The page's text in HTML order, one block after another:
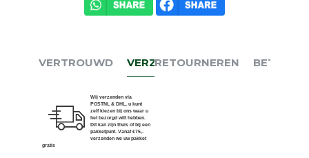
VERTROUWD VERZENDEN
Wij verzenden via
POSTNL & DHL, u kunt
zelf kiezen bij ons waar u
het bezorgd wilt hebben.
Dit kan zijn thuis of bij een
pakketpunt. Vanaf €75,-
verzenden we uw pakket
gratis
RETOURNEREN BETALEN